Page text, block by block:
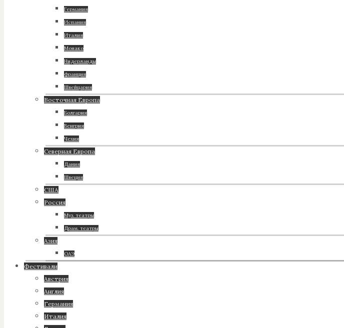
Германия
Испания
Италия
Монако
Нидерланды
Франция
Швейцария
Восточная Европа
Болгария
Венгрия
Чехия
Северная Европа
Дания
Швеция
США
Россия
Муз. театры
Драм. театры
Азия
ОАЭ
Фестивали
Австрия
Англия
Германия
Италия